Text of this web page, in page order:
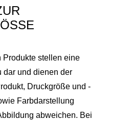
Produkte stellen eine
dar und dienen der
Druckgröße und -
Farbdarstellung
abweichen. Bei